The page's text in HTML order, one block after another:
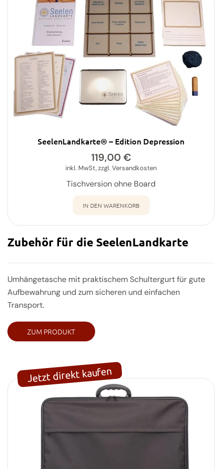
SeelenLandkarte® – Edition Depression
119,00 €
inkl. MwSt, zzgl. Versandkosten
Tischversion ohne Board
IN DEN WARENKORB
Zubehör für die SeelenLandkarte
Umhängetasche mit praktischem Schultergurt für gute
Aufbewahrung und zum sicheren und einfachen
Transport.
ZUM PRODUKT
Jetzt direkt kaufen